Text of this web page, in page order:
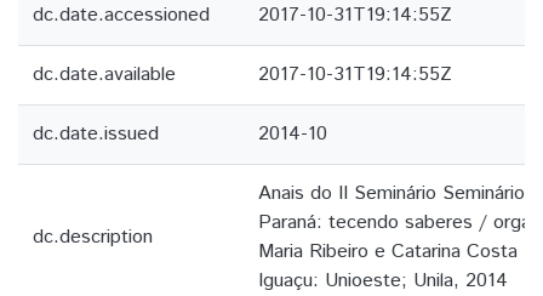
dc.date.accessioned 2017-10-31T19:14:55Z
dc.date.available 2017-10-31T19:14:55Z
dc.date.issued 2014-10
dc.description
Anais do II Seminário Seminário
Paraná: tecendo saberes /
Maria Ribeiro e Catarina Costa
Iguaçu: Unioeste; Unila, 2014